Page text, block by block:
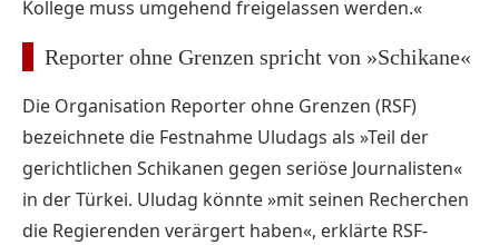
Kollege muss umgehend freigelassen werden.«
Reporter ohne Grenzen spricht von »Schikane«
Die Organisation Reporter ohne Grenzen (RSF)
bezeichnete die Festnahme Uludags als »Teil der
gerichtlichen Schikanen gegen seriöse Journalisten«
in der Türkei. Uludag könnte »mit seinen Recherchen
die Regierenden verärgert haben«, erklärte RSF-